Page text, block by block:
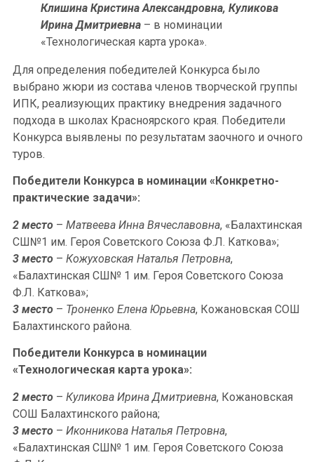
Клишина Кристина Александровна, Куликова
Ирина Дмитриевна – в номинации
«Технологическая карта урока».
Для определения победителей Конкурса было
выбрано жюри из состава членов творческой группы
ИПК, реализующих практику внедрения задачного
подхода в школах Красноярского края. Победители
Конкурса выявлены по результатам заочного и очного
туров.
Победители Конкурса в номинации «Конкретно-
практические задачи»:
2 место – Матвеева Инна Вячеславовна, «Балахтинская
СШ№1 им. Героя Советского Союза Ф.Л. Каткова»;
3 место – Кожуховская Наталья Петровна,
«Балахтинская СШ№ 1 им. Героя Советского Союза
Ф.Л. Каткова»;
3 место – Троненко Елена Юрьевна, Кожановская СОШ
Балахтинского района.
Победители Конкурса в номинации
«Технологическая карта урока»:
2 место – Куликова Ирина Дмитриевна, Кожановская
СОШ Балахтинского района;
3 место – Иконникова Наталья Петровна,
«Балахтинская СШ№ 1 им. Героя Советского Союза